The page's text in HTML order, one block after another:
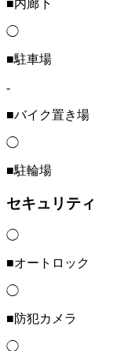
■内廊下
◯
■駐車場
-
■バイク置き場
◯
■駐輪場
セキュリティ
◯
■オートロック
◯
■防犯カメラ
◯